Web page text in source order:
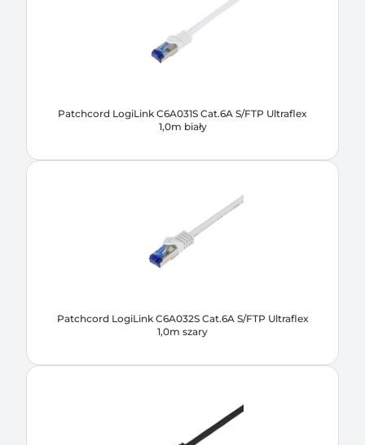
Patchcord LogiLink C6A031S Cat.6A S/FTP Ultraflex
1,0m biały
Patchcord LogiLink C6A032S Cat.6A S/FTP Ultraflex
1,0m szary